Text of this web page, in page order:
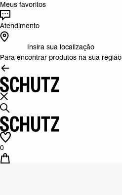
Meus favoritos
Atendimento
Insira sua localização
Para encontrar produtos na sua região
0